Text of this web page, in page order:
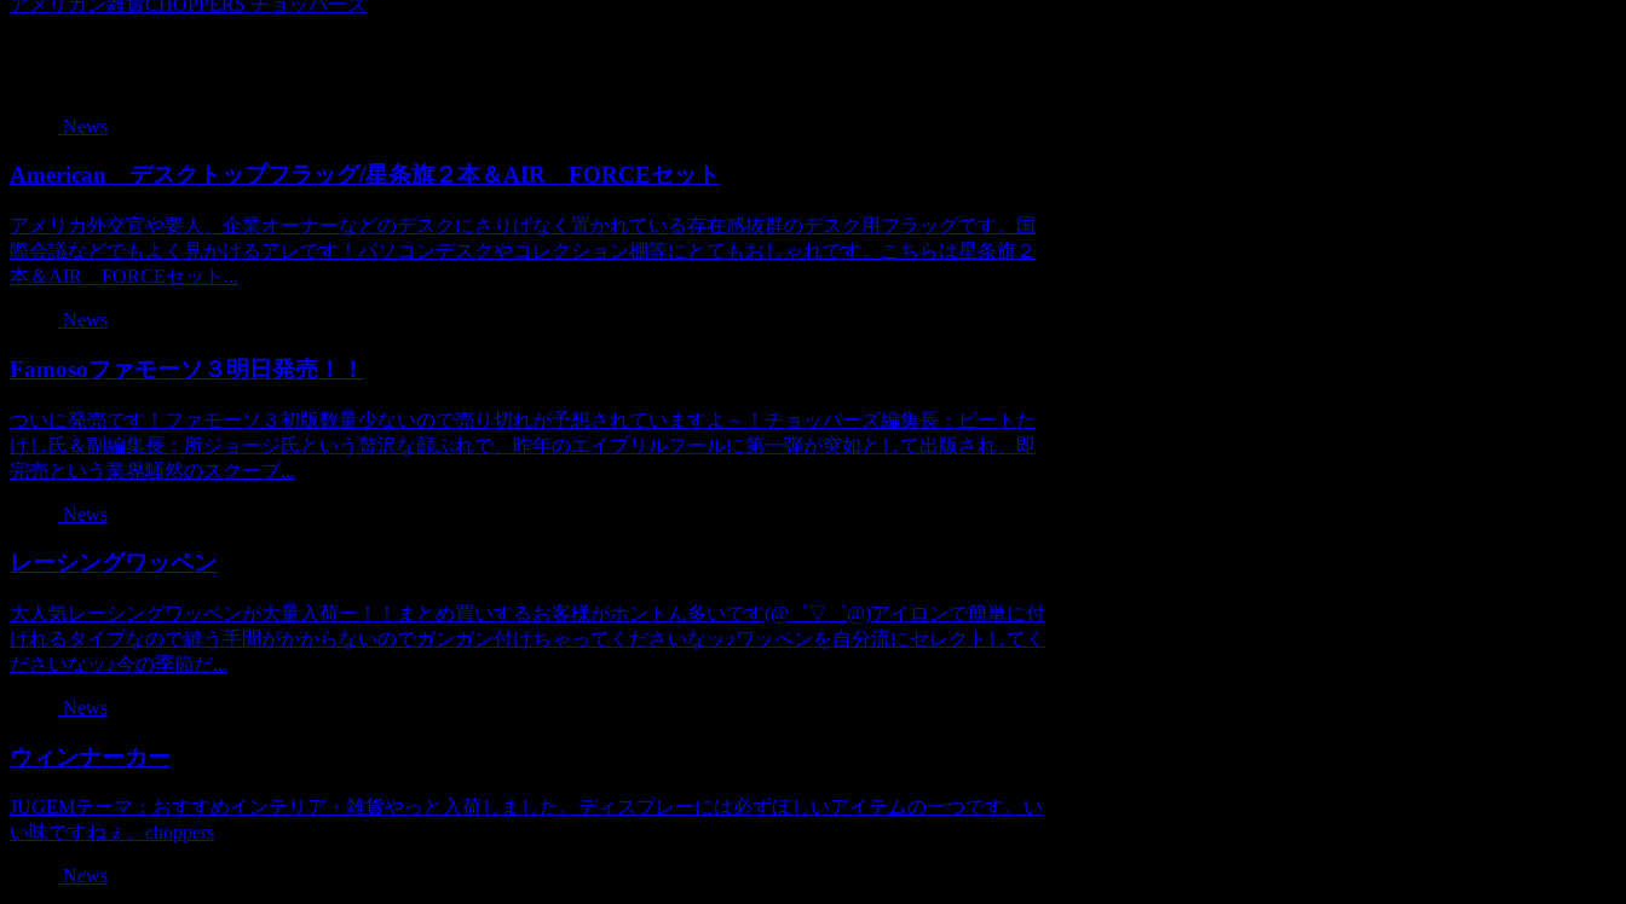
アメリカン雑貨CHOPPERS チョッパーズ
News
American デスクトップフラッグ/星条旗２本＆AIR FORCEセット
アメリカ外交官や要人、企業オーナーなどのデスクにさりげなく置かれている存在感抜群のデスク用フラッグです。国
際会議などでもよく見かけるアレです！パソコンデスクやコレクション棚等にとてもおしゃれです。こちらは星条旗２
本＆AIR FORCEセット...
News
Famosoファモーソ３明日発売！！
ついに発売です！ファモーソ３初版数量少ないので売り切れが予想されていますよ～！チョッパーズ編集長：ビートた
けし氏＆副編集長：所ジョージ氏という贅沢な顔ぶれで、昨年のエイプリルフールに第一弾が突如として出版され、即
完売という業界騒然のスクープ...
News
レーシングワッペン
大人気レーシングワッペンが大量入荷ー！！まとめ買いするお客様がホントん多いです(@゜▽゜@)アイロンで簡単に付
けれるタイプなので縫う手間がかからないのでガンガン付けちゃってくださいなッ♪ワッペンを自分流にセレクトしてく
ださいなッ♪今の季節だ...
News
ウィンナーカー
JUGEMテーマ：おすすめインテリア・雑貨やっと入荷しました。ディスプレーには必ずほしいアイテムの一つです。い
い味ですねぇ。choppers
News